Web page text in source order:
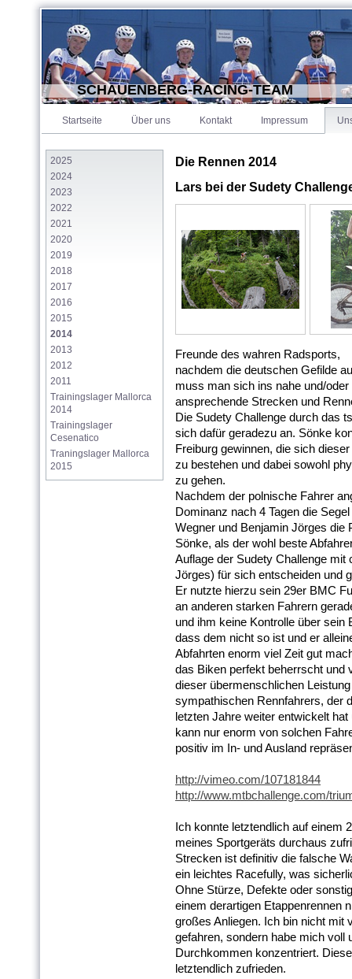
SCHAUENBERG-RACING-TEAM
Startseite Über uns Kontakt Impressum
2025
2024
2023
2022
2021
2020
2019
2018
2017
2016
2015
2014
2013
2012
2011
Trainingslager Mallorca
2014
Trainingslager
Cesenatico
Traningslager Mallorca
2015
Die Rennen 2014
Lars bei der Sudety
Freunde des wahren Radsports,
nachdem die deutschen Gefilde
muss man sich ins nahe und/
ansprechende Strecken und
Die Sudety Challenge durch das
sich dafür geradezu an. Sönke
Freiburg gewinnen, die sich
zu bestehen und dabei sowohl
zu gehen.
Nachdem der polnische Fahrer
Dominanz nach 4 Tagen die
Wegner und Benjamin Jörges die
Sönke, als der wohl beste
Auflage der Sudety Challenge
Jörges) für sich entscheiden und
Er nutzte hierzu sein 29er BMC
an anderen starken Fahrern
und ihm keine Kontrolle über
dass dem nicht so ist und er
Abfahrten enorm viel Zeit gut
das Biken perfekt beherrscht und
dieser übermenschlichen
sympathischen Rennfahrers, der
letzten Jahre weiter entwickelt
kann nur enorm von solchen
positiv im In- und Ausland
http://vimeo.com/107181844
http://www.mtbchallenge.com/
Ich konnte letztendlich auf einem
meines Sportgeräts durchaus
Strecken ist definitiv die falsche
ein leichtes Racefully, was
Ohne Stürze, Defekte oder
einem derartigen Etappenrennen
großes Anliegen. Ich bin nicht mit
gefahren, sondern habe mich voll
Durchkommen konzentriert.
letztendlich zufrieden.